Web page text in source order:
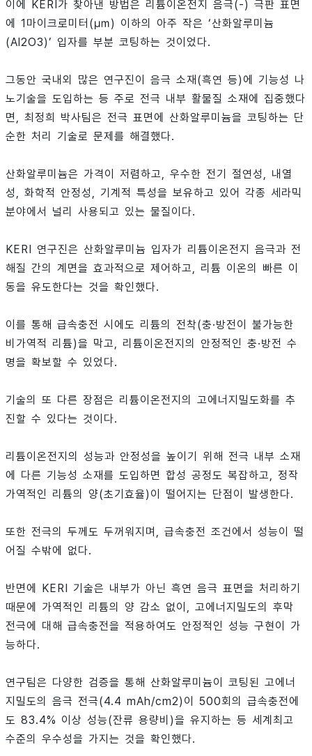
이에 KERI가 찾아낸 방법은 리튬이온전지 음극(-) 극판 표면
에 1마이크로미터(㎛) 이하의 아주 작은 ‘산화알루미늄
(Al2O3)’ 입자를 부분 코팅하는 것이었다.
그동안 국내외 많은 연구진이 음극 소재(흑연 등)에 기능성 나
노기술을 도입하는 등 주로 전극 내부 활물질 소재에 집중했다
면, 최정희 박사팀은 전극 표면에 산화알루미늄을 코팅하는 단
순한 처리 기술로 문제를 해결했다.
산화알루미늄은 가격이 저렴하고, 우수한 전기 절연성, 내열
성, 화학적 안정성, 기계적 특성을 보유하고 있어 각종 세라믹
분야에서 널리 사용되고 있는 물질이다.
KERI 연구진은 산화알루미늄 입자가 리튬이온전지 음극과 전
해질 간의 계면을 효과적으로 제어하고, 리튬 이온의 빠른 이
동을 유도한다는 것을 확인했다.
이를 통해 급속충전 시에도 리튬의 전착(충·방전이 불가능한
비가역적 리튬)을 막고, 리튬이온전지의 안정적인 충·방전 수
명을 확보할 수 있었다.
기술의 또 다른 장점은 리튬이온전지의 고에너지밀도화를 추
진할 수 있다는 것이다.
리튬이온전지의 성능과 안정성을 높이기 위해 전극 내부 소재
에 다른 기능성 소재를 도입하면 합성 공정도 복잡하고, 정작
가역적인 리튬의 양(초기효율)이 떨어지는 단점이 발생한다.
또한 전극의 두께도 두꺼워지며, 급속충전 조건에서 성능이 떨
어질 수밖에 없다.
반면에 KERI 기술은 내부가 아닌 흑연 음극 표면을 처리하기
때문에 가역적인 리튬의 양 감소 없이, 고에너지밀도의 후막
전극에 대해 급속충전을 적용하여도 안정적인 성능 구현이 가
능하다.
연구팀은 다양한 검증을 통해 산화알루미늄이 코팅된 고에너
지밀도의 음극 전극(4.4 mAh/cm2)이 500회의 급속충전에
도 83.4% 이상 성능(잔류 용량비)을 유지하는 등 세계최고
수준의 우수성을 가지는 것을 확인했다.